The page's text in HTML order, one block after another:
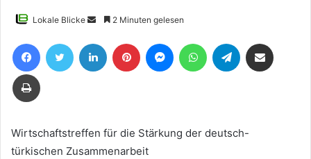
Lokale Blicke
Sende
eine
E-
2 Minuten gelesen
FacebookTwitter LinkedIn Pinterest MessengerWhatsAppTelegram
Drucken
Wirtschaftstreffen für die Stärkung der deutsch-
türkischen Zusammenarbeit